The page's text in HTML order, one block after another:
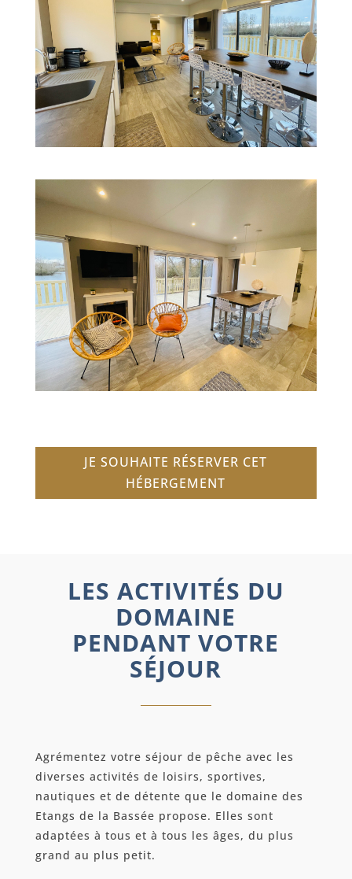
JE SOUHAITE RÉSERVER CET
HÉBERGEMENT
LES ACTIVITÉS DU
DOMAINE
PENDANT VOTRE
SÉJOUR
Agrémentez votre séjour de pêche avec les
diverses activités de loisirs, sportives,
nautiques et de détente que le domaine des
Etangs de la Bassée propose. Elles sont
adaptées à tous et à tous les âges, du plus
grand au plus petit.